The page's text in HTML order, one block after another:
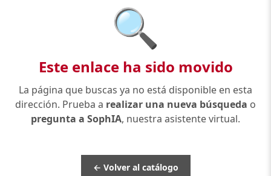
🔍
Este enlace ha sido movido
La página que buscas ya no está disponible en esta
dirección. Prueba a realizar una nueva búsqueda o
pregunta a SophIA, nuestra asistente virtual.
← Volver al catálogo